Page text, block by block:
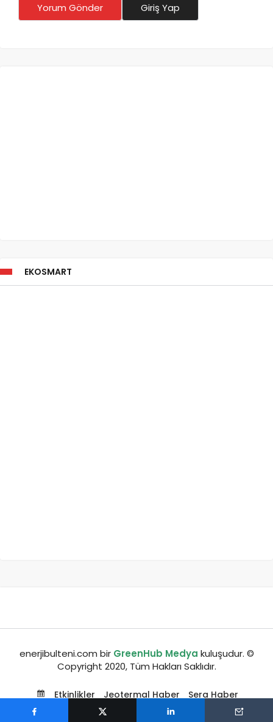
Yorum Gönder Giriş Yap
EKOSMART
enerjibulteni.com bir GreenHub Medya kuluşudur. ©
Copyright 2020, Tüm Hakları Saklıdır.
Etkinlikler Jeotermal Haber Sera Haber